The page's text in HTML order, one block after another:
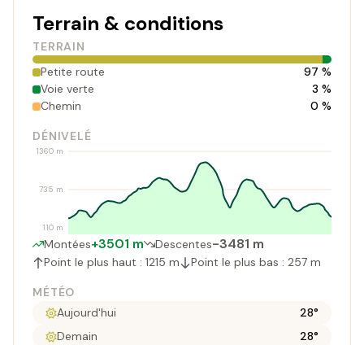
Terrain & conditions
TERRAIN
Petite route
97 %
Voie verte
3 %
Chemin
0 %
DÉNIVELÉ
110 m
735 m
1360 m
Montées+3501 m Descentes-3481 m
Point le plus haut : 1215 m Point le plus bas : 257 m
MÉTÉO
Aujourd'hui
28°
Demain
28°